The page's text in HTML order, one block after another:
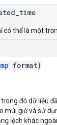
có thể là một
format)
trong đó dữ liệu
múi giờ và sử
lệch khác